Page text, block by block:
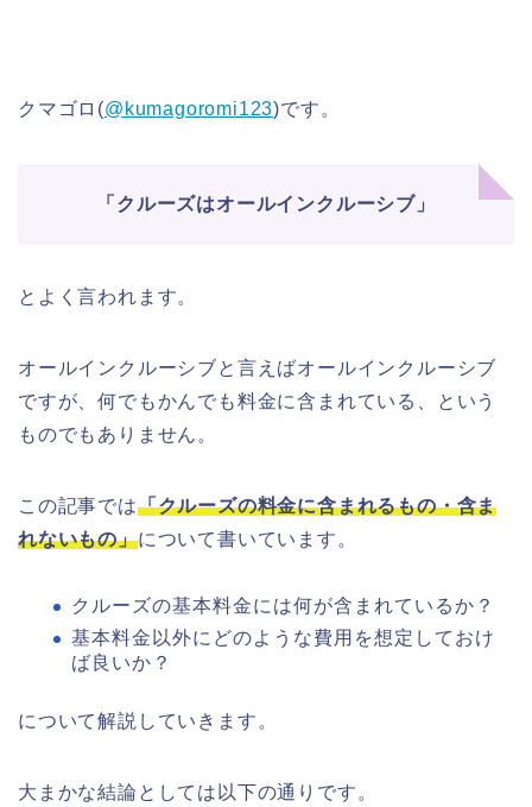
クマゴロ(@kumagoromi123)です。
「クルーズはオールインクルーシブ」
とよく言われます。
オールインクルーシブと言えばオールインクルーシブ
ですが、何でもかんでも料金に含まれている、という
ものでもありません。
この記事では「クルーズの料金に含まれるもの・含ま
れないもの」について書いています。
クルーズの基本料金には何が含まれているか？
基本料金以外にどのような費用を想定しておけ
ば良いか？
について解説していきます。
大まかな結論としては以下の通りです。